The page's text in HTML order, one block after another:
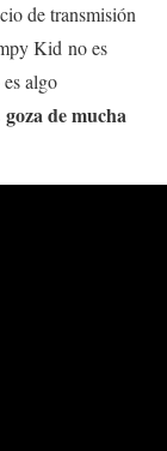
de transmisión
Kid no es
algo
goza de mucha